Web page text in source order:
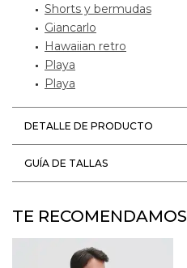
Shorts y bermudas
Giancarlo
Hawaiian retro
Playa
Playa
DETALLE DE PRODUCTO
GUÍA DE TALLAS
TE RECOMENDAMOS